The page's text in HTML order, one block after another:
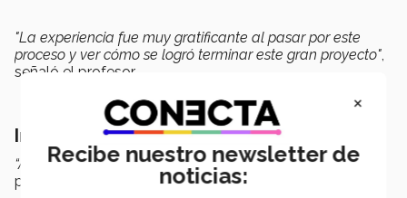
"La experiencia fue muy gratificante al pasar por este
proceso y ver cómo se logró terminar este gran proyecto",
señaló el profesor.
Inspiración y Futuros Proyectos Literarios
“Ay sí, ¿Cómo yo voy a escribir?”, fue lo que pensó el
profesor al tener esta idea de escribir un libro.
×
Recibe nuestro newsletter de
noticias: